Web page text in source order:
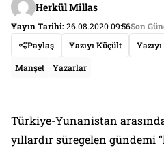
Herkül Millas
Yayın Tarihi:26.08.2020 09:56Son
Paylaş
Yazıyı Küçült
Manşet Yazarlar
Türkiye-Yunanistan
yıllardır süregelen gündemi